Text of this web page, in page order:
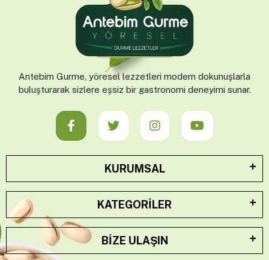
Antebim Gurme, yöresel lezzetleri modern dokunuşlarla
buluşturarak sizlere eşsiz bir gastronomi deneyimi sunar.
KURUMSAL
KATEGORILER
BIZE ULAŞIN